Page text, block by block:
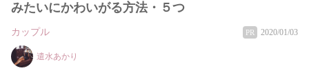
みたいにかわいがる方法・５つ
カップル PR 2020/01/03
遣水あかり